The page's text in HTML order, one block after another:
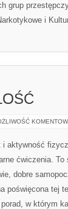
grup
i
i aktywność
ćwiczenia.
dobre
poświęcona tej
porad, w którym